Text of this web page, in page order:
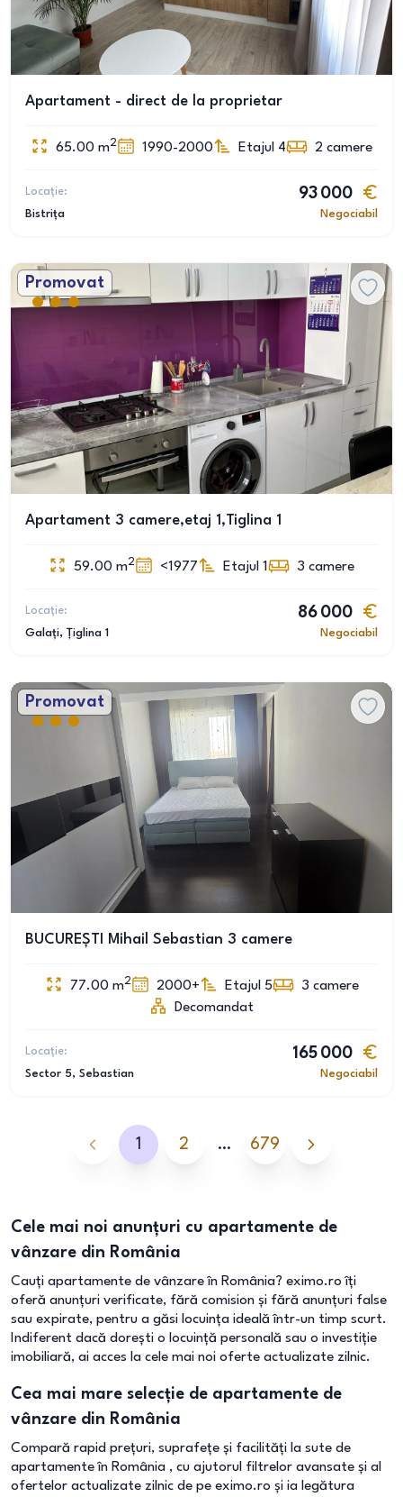
Apartament - direct de la proprietar
65.00 m2 1990-2000 Etajul 4 2 camere
Locație:
Bistrița
93 000
Negociabil
Promovat
Apartament 3 camere,etaj 1,Tiglina 1
59.00 m2 <1977 Etajul 1 3 camere
Locație:
Galați, Țiglina 1
86 000
Negociabil
Promovat
BUCUREȘTI Mihail Sebastian 3 camere
77.00 m2 2000+ Etajul 5 3 camere
Decomandat
Locație:
Sector 5, Sebastian
165 000
Negociabil
1 2 … 679
Cele mai noi anunțuri cu apartamente de
vânzare din România
Cauți apartamente de vânzare în România? eximo.ro îți
oferă anunțuri verificate, fără comision și fără anunțuri false
sau expirate, pentru a găsi locuința ideală într-un timp scurt.
Indiferent dacă dorești o locuință personală sau o investiție
imobiliară, ai acces la cele mai noi oferte actualizate zilnic.
Cea mai mare selecție de apartamente de
vânzare din România
Compară rapid prețuri, suprafețe și facilități la sute de
apartamente în România , cu ajutorul filtrelor avansate și al
ofertelor actualizate zilnic de pe eximo.ro și ia legătura